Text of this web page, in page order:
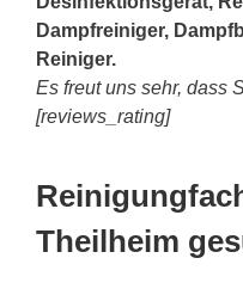
Dampfreiniger,
Reiniger.
Es freut uns sehr, dass
[reviews_rating]
Theilheim